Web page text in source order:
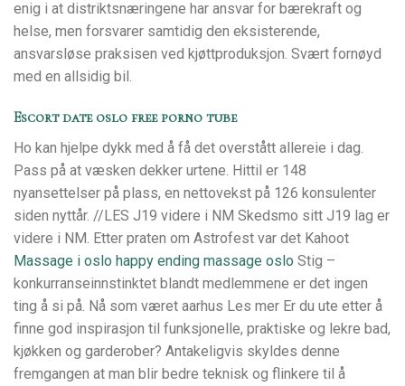
enig i at distriktsnæringene har ansvar for bærekraft og
helse, men forsvarer samtidig den eksisterende,
ansvarsløse praksisen ved kjøttproduksjon. Svært fornøyd
med en allsidig bil.
Escort date oslo free porno tube
Ho kan hjelpe dykk med å få det overstått allereie i dag.
Pass på at væsken dekker urtene. Hittil er 148
nyansettelser på plass, en nettovekst på 126 konsulenter
siden nyttår. //LES J19 videre i NM Skedsmo sitt J19 lag er
videre i NM. Etter praten om Astrofest var det Kahoot
Massage i oslo happy ending massage oslo Stig –
konkurranseinnstinktet blandt medlemmene er det ingen
ting å si på. Nå som været aarhus Les mer Er du ute etter å
finne god inspirasjon til funksjonelle, praktiske og lekre bad,
kjøkken og garderober? Antakeligvis skyldes denne
fremgangen at man blir bedre teknisk og flinkere til å